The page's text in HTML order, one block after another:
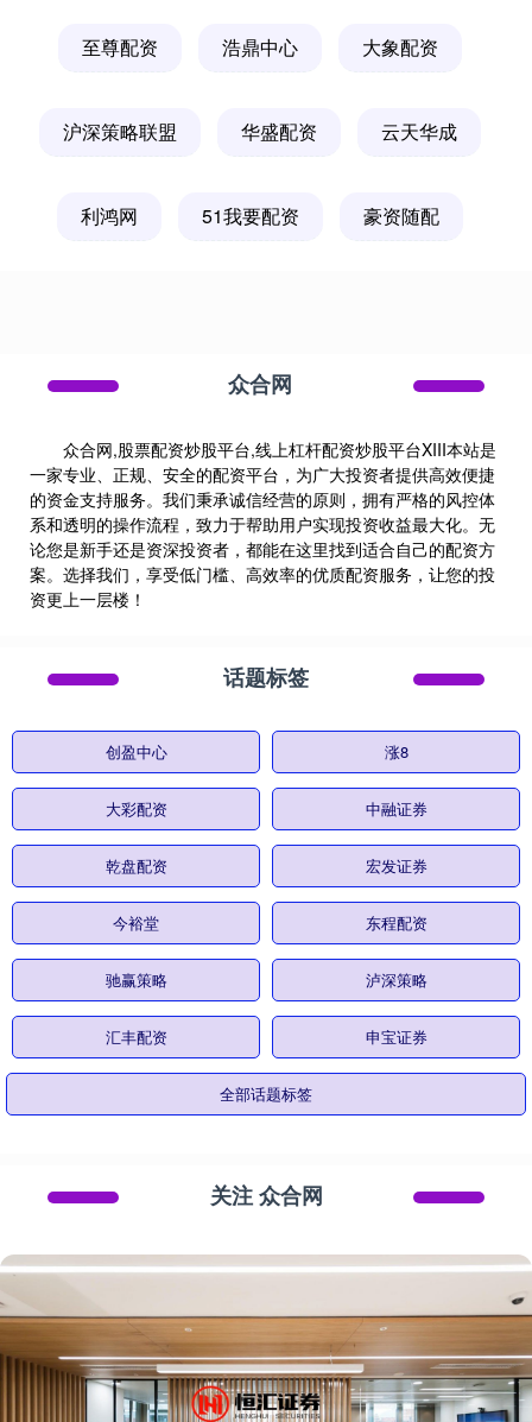
至尊配资 浩鼎中心 大象配资
沪深策略联盟 华盛配资 云天华成
利鸿网 51我要配资 豪资随配
众合网
众合网,股票配资炒股平台,线上杠杆配资炒股平台XIII‌本站是
一家专业、正规、安全的配资平台，为广大投资者提供高效便捷
的资金支持服务。我们秉承诚信经营的原则，拥有严格的风控体
系和透明的操作流程，致力于帮助用户实现投资收益最大化。无
论您是新手还是资深投资者，都能在这里找到适合自己的配资方
案。选择我们，享受低门槛、高效率的优质配资服务，让您的投
资更上一层楼！
话题标签
创盈中心 涨8
大彩配资 中融证券
乾盘配资 宏发证券
今裕堂 东程配资
驰赢策略 泸深策略
汇丰配资 申宝证券
全部话题标签
关注 众合网